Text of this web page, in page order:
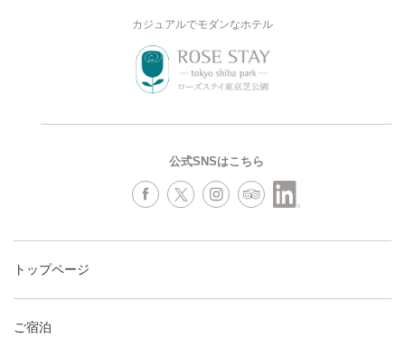
カジュアルでモダンなホテル
公式SNSはこちら
トップページ
ご宿泊